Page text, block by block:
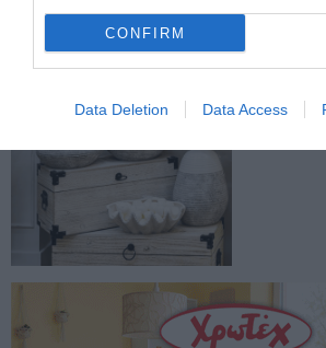
CONFIRM
Data Deletion Data Access